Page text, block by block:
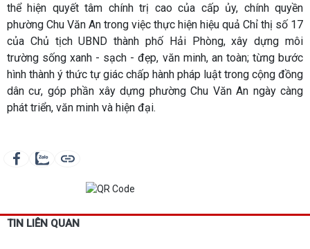
thể hiện quyết tâm chính trị cao của cấp ủy, chính quyền
phường Chu Văn An trong việc thực hiện hiệu quả Chỉ thị số 17
của Chủ tịch UBND thành phố Hải Phòng, xây dựng môi
trường sống xanh - sạch - đẹp, văn minh, an toàn; từng bước
hình thành ý thức tự giác chấp hành pháp luật trong cộng đồng
dân cư, góp phần xây dựng phường Chu Văn An ngày càng
phát triển, văn minh và hiện đại.
TIN LIÊN QUAN